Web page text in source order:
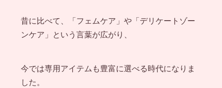
昔に比べて、「フェムケア」や「デリケートゾー
ンケア」という言葉が広がり、
今では専用アイテムも豊富に選べる時代になりま
した。